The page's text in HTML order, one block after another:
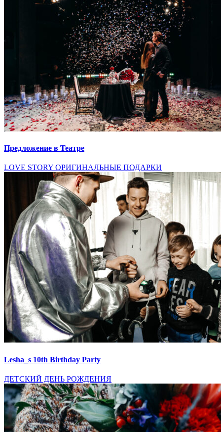
Предложение в Театре
LOVE STORY ОРИГИНАЛЬНЫЕ ПОДАРКИ
Lesha_s 10th Birthday Party
ДЕТСКИЙ ДЕНЬ РОЖДЕНИЯ